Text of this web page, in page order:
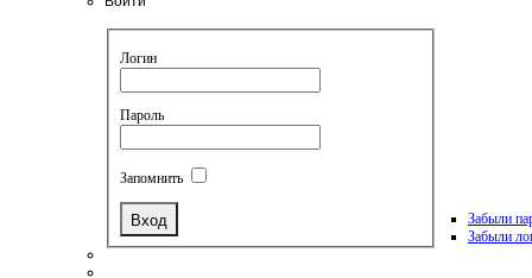
Логин
Пароль
Запомнить
Забыли
Забыли